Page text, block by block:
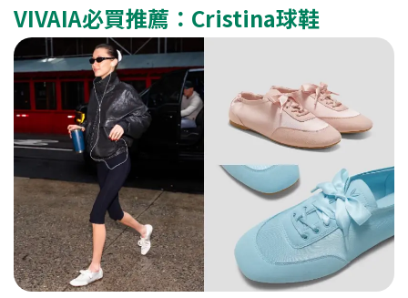
VIVAIA必買推薦：Cristina球鞋